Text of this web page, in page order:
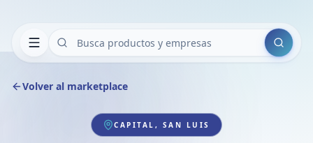
Buscar
Volver al marketplace
CAPITAL, SAN LUIS